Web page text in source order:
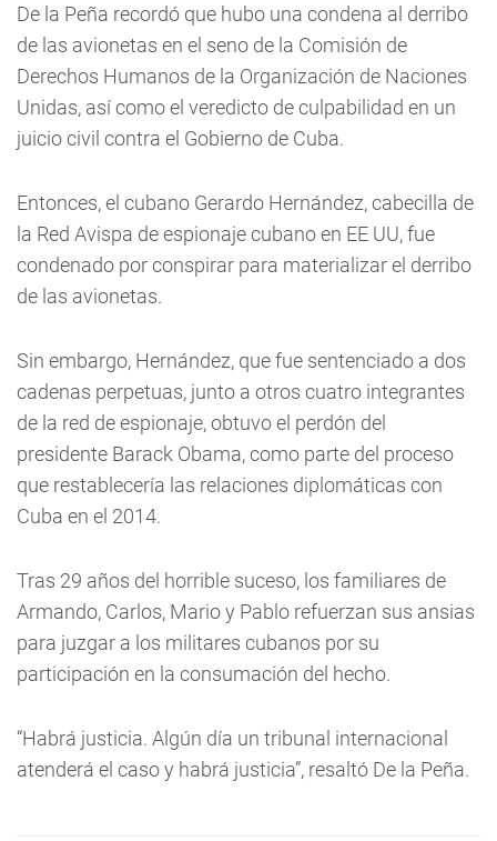
De la Peña recordó que hubo una condena al derribo
de las avionetas en el seno de la Comisión de
Derechos Humanos de la Organización de Naciones
Unidas, así como el veredicto de culpabilidad en un
juicio civil contra el Gobierno de Cuba.
Entonces, el cubano Gerardo Hernández, cabecilla de
la Red Avispa de espionaje cubano en EE UU, fue
condenado por conspirar para materializar el derribo
de las avionetas.
Sin embargo, Hernández, que fue sentenciado a dos
cadenas perpetuas, junto a otros cuatro integrantes
de la red de espionaje, obtuvo el perdón del
presidente Barack Obama, como parte del proceso
que restablecería las relaciones diplomáticas con
Cuba en el 2014.
Tras 29 años del horrible suceso, los familiares de
Armando, Carlos, Mario y Pablo refuerzan sus ansias
para juzgar a los militares cubanos por su
participación en la consumación del hecho.
“Habrá justicia. Algún día un tribunal internacional
atenderá el caso y habrá justicia”, resaltó De la Peña.